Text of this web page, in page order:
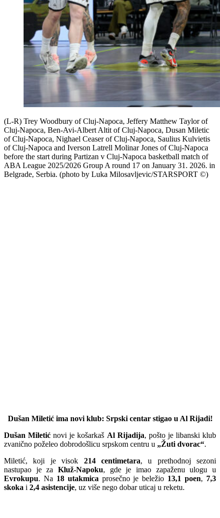
(L-R) Trey Woodbury of Cluj-Napoca, Jeffery Matthew Taylor of
Cluj-Napoca, Ben-Avi-Albert Altit of Cluj-Napoca, Dusan Miletic
of Cluj-Napoca, Nighael Ceaser of Cluj-Napoca, Saulius Kulvietis
of Cluj-Napoca and Iverson Latrell Molinar Jones of Cluj-Napoca
before the start during Partizan v Cluj-Napoca basketball match of
ABA League 2025/2026 Group A round 17 on January 31. 2026. in
Belgrade, Serbia. (photo by Luka Milosavljevic/STARSPORT ©)
Dušan Miletić ima novi klub: Srpski centar stigao u Al Rijadi!
Dušan Miletić novi je košarkaš Al Rijadija, pošto je libanski klub
zvanično poželeo dobrodošlicu srpskom centru u „Žuti dvorac“.
Miletić, koji je visok 214 centimetara, u prethodnoj sezoni
nastupao je za Kluž-Napoku, gde je imao zapaženu ulogu u
Evrokupu. Na 18 utakmica prosečno je beležio 13,1 poen, 7,3
skoka i 2,4 asistencije, uz više nego dobar uticaj u reketu.